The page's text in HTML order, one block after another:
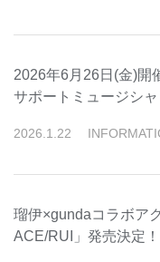
2026年6月26日(金)開
サポートミュージシ
2026 1 22
瑠伊×gundaコラボア
ACE/RUI」発売決定！